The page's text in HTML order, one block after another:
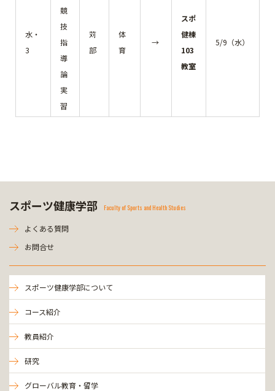
水・
3
競
技
指
導
論
実
習
苅
部
体
育
→
スポ
健棟
103
教室
5/9（水）
スポーツ健康学部 Faculty of Sports and Health Studies
よくある質問
お問合せ
スポーツ健康学部について
コース紹介
教員紹介
研究
グローバル教育・留学